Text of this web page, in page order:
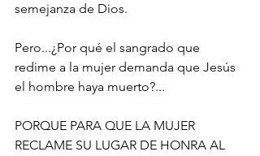
semejanza de Dios.
Pero...¿Por qué el sangrado que
redime a la mujer demanda que Jesús
el hombre haya muerto?...
PORQUE PARA QUE LA MUJER
RECLAME SU LUGAR DE HONRA AL